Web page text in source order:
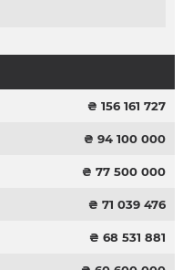
₴ 156 161 727
₴ 94 100 000
₴ 77 500 000
₴ 71 039 476
₴ 68 531 881